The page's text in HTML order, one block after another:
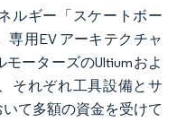
ルギー「スケートボー
専用EV アーキテクチャ
ーターズのUltiumおよ
それぞれ工具設備とサ
て多額の資金を受けて